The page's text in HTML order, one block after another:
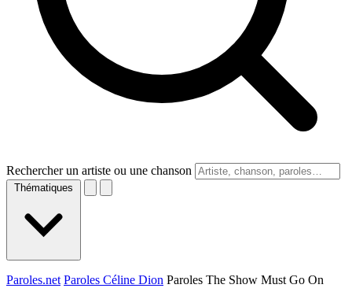
Rechercher un artiste ou une chanson
Thématiques
Paroles.net Paroles Céline Dion Paroles The Show Must Go On